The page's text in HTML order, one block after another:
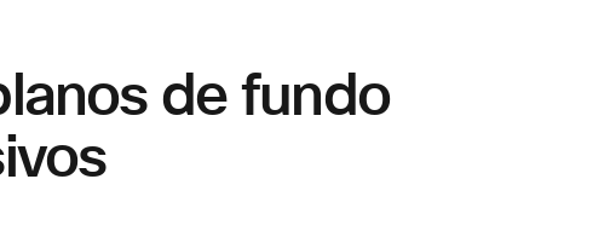
de fundo